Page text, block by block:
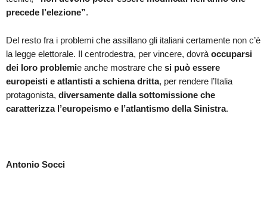
precede l’elezione”.
Del resto fra i problemi che assillano gli italiani certamente non c’è
la legge elettorale. Il centrodestra, per vincere, dovrà occuparsi
dei loro problemie anche mostrare che si può essere
europeisti e atlantisti a schiena dritta, per rendere l’Italia
protagonista, diversamente dalla sottomissione che
caratterizza l’europeismo e l’atlantismo della Sinistra.
Antonio Socci